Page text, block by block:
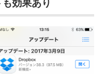
効果あり